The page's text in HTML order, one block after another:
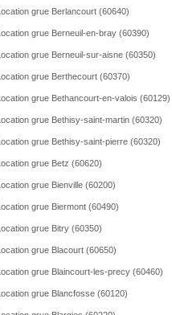
grue Berlancourt (60640)
grue Berneuil-en-bray (60390)
grue Berneuil-sur-aisne (60350)
grue Berthecourt (60370)
grue Bethancourt-en-valois (60129)
grue Bethisy-saint-martin (60320)
grue Bethisy-saint-pierre (60320)
grue Betz (60620)
grue Bienville (60200)
grue Biermont (60490)
grue Bitry (60350)
grue Blacourt (60650)
grue Blaincourt-les-precy (60460)
grue Blancfosse (60120)